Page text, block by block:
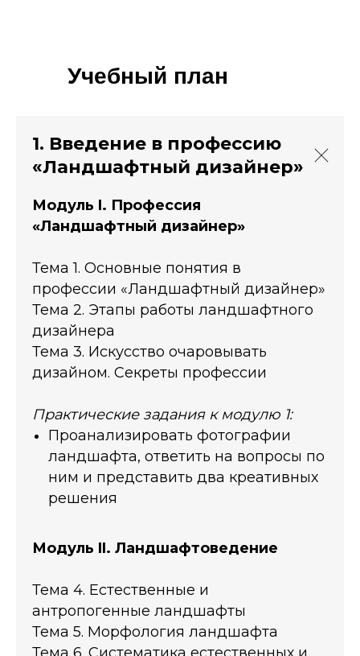
Имя
Email
Оставить
Учебный план
1. Введение в профессию
«Ландшафтный дизайнер»
Модуль I. Профессия
«Ландшафтный дизайнер»
Тема 1. Основные понятия в
профессии «Ландшафтный дизайнер»
Тема 2. Этапы работы ландшафтного
дизайнера
Тема 3. Искусство очаровывать
дизайном. Секреты профессии
Практические задания к модулю 1:
Проанализировать фотографии
ландшафта, ответить на вопросы по
ним и представить два креативных
решения
Модуль II. Ландшафтоведение
Тема 4. Естественные и
антропогенные ландшафты
Тема 5. Морфология ландшафта